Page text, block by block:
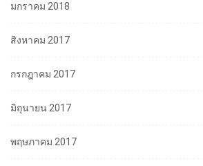
มกราคม 2018
สิงหาคม 2017
กรกฎาคม 2017
มิถุนายน 2017
พฤษภาคม 2017